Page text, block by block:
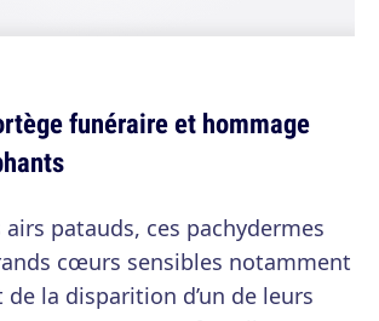
funéraire et hommage
patauds, ces pachydermes
cœurs sensibles notamment
de la disparition d’un de leurs